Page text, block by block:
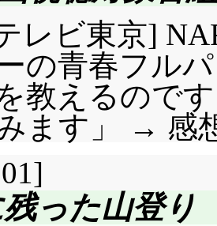
レビ東京]
の青春フル
教えるので
ます」 → 感
った山登り